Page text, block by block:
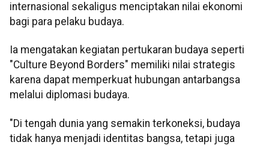
internasional sekaligus menciptakan nilai ekonomi
bagi para pelaku budaya.
Ia mengatakan kegiatan pertukaran budaya seperti
"Culture Beyond Borders" memiliki nilai strategis
karena dapat memperkuat hubungan antarbangsa
melalui diplomasi budaya.
"Di tengah dunia yang semakin terkoneksi, budaya
tidak hanya menjadi identitas bangsa, tetapi juga